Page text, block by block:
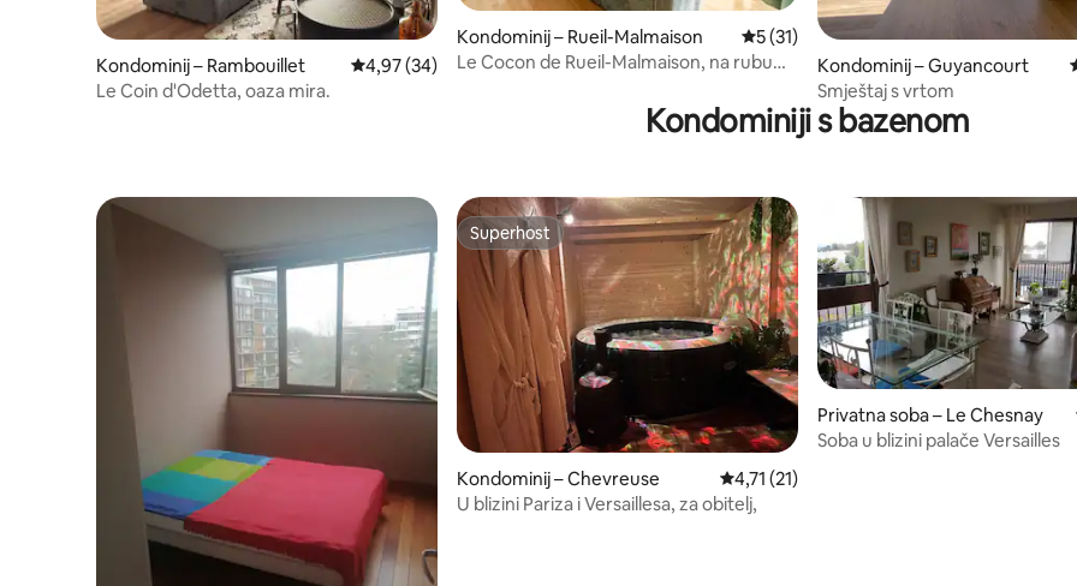
Kondominij – Rambouillet Prosječna ocjena: 4,97/5, recenzija: 34
4,97 (34)
Le Coin d'Odetta, oaza mira.
Kondominij – Rueil-Malmaison Prosječna ocjena: 5/5, recenzija: 31
5 (31)
Le Cocon de Rueil-Malmaison, na rubu
Kondominij – Guyancourt
Smještaj s vrtom
Kondominiji s bazenom
Superhost
Superhost
Kondominij – Chevreuse Prosječna ocjena: 4,71/5, recenzija: 21
4,71 (21)
U blizini Pariza i Versaillesa, za obitelj,
Privatna soba – Le Chesnay
Soba u blizini palače Versailles